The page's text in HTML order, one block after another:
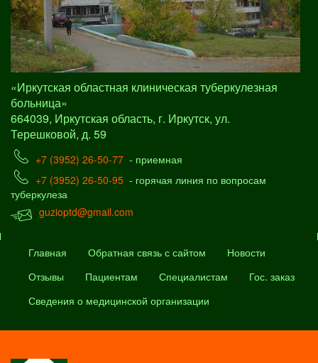
«Иркутская областная клиническая туберкулезная
больница»
664039, Иркутская область, г. Иркутск, ул.
Терешковой, д. 59
+7 (3952) 26-50-77 - приемная
+7 (3952) 26-50-95 - горячая линия по вопросам
туберкулеза
guzioptd@gmail.com
Главная Обратная связь с сайтом
Новости
Отзывы
Пациентам Специалистам
Гос. заказ
Сведения о медицинской организации